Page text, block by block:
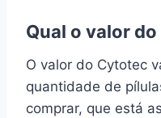
Qual o valor
O valor do Cytotec
quantidade de
comprar, que está